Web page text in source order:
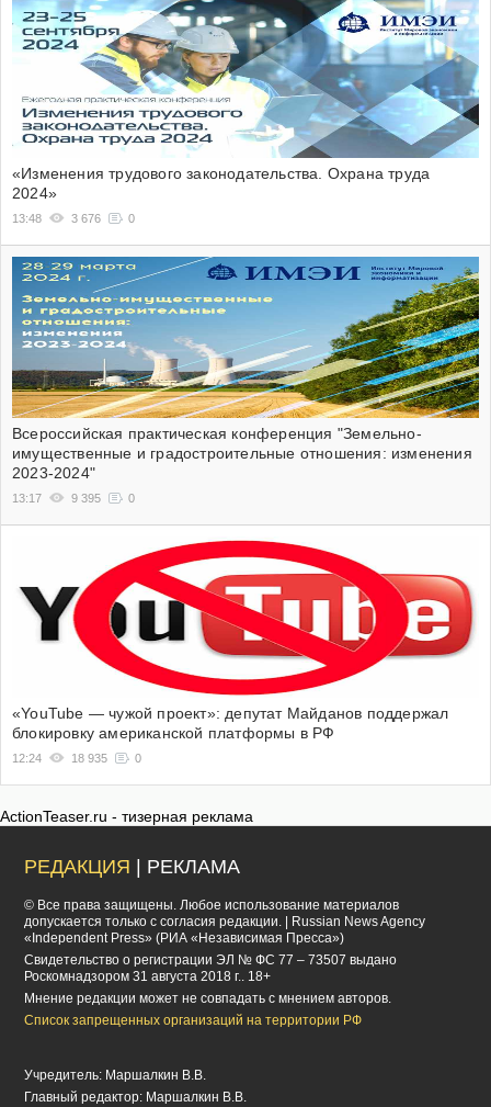
«Изменения трудового законодательства. Охрана труда
2024»
13:48 3 676 0
Всероссийская практическая конференция "Земельно-
имущественные и градостроительные отношения: изменения
2023-2024"
13:17 9 395 0
«YouTube — чужой проект»: депутат Майданов поддержал
блокировку американской платформы в РФ
12:24 18 935 0
ActionTeaser.ru - тизерная реклама
РЕДАКЦИЯ | РЕКЛАМА
© Все права защищены. Любое использование материалов
допускается только с согласия редакции. | Russian News Agency
«Independent Press» (РИА «Независимая Пресса»)
Cвидетельство о регистрации ЭЛ № ФС 77 – 73507 выдано
Роскомнадзором 31 августа 2018 г.. 18+
Мнение редакции может не совпадать с мнением авторов.
Список запрещенных организаций на территории РФ
Учредитель: Маршалкин В.В.
Главный редактор: Маршалкин В.В.